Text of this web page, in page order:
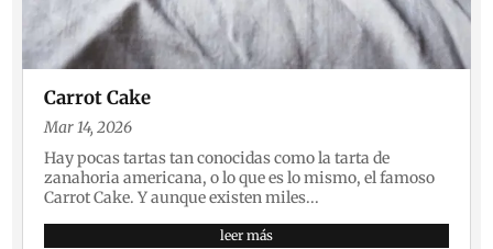
Carrot Cake
Mar 14, 2026
Hay pocas tartas tan conocidas como la tarta de
zanahoria americana, o lo que es lo mismo, el famoso
Carrot Cake. Y aunque existen miles...
leer más